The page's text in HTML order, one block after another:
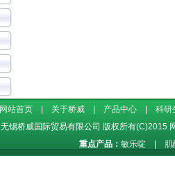
网站首页 关于桥威 产品中心
科研
无锡桥威国际贸易有限公司 版权所有(C)2015
重点产品： 敏乐啶 肌